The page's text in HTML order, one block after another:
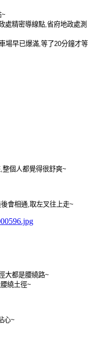
~
處精密導線點 省府地政處測
場早已爆滿 等了20分鐘才等
整個人都覺得很舒爽~
會相通 取左叉往上走~
大都是腰繞路~
繞土徑~
心~